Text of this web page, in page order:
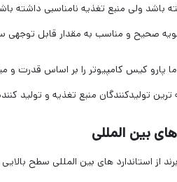
باشد ولی منبع تغذیه نامناسبی داشته
صحیح و مناسب به مقدار قابل توجهی
پارو کیس کامپیوتر را بر اساس قدرت و
تولیدکنندگان منبع تغذیه و تولید
بین المللی